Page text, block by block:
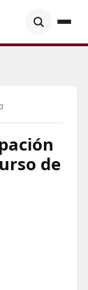
de